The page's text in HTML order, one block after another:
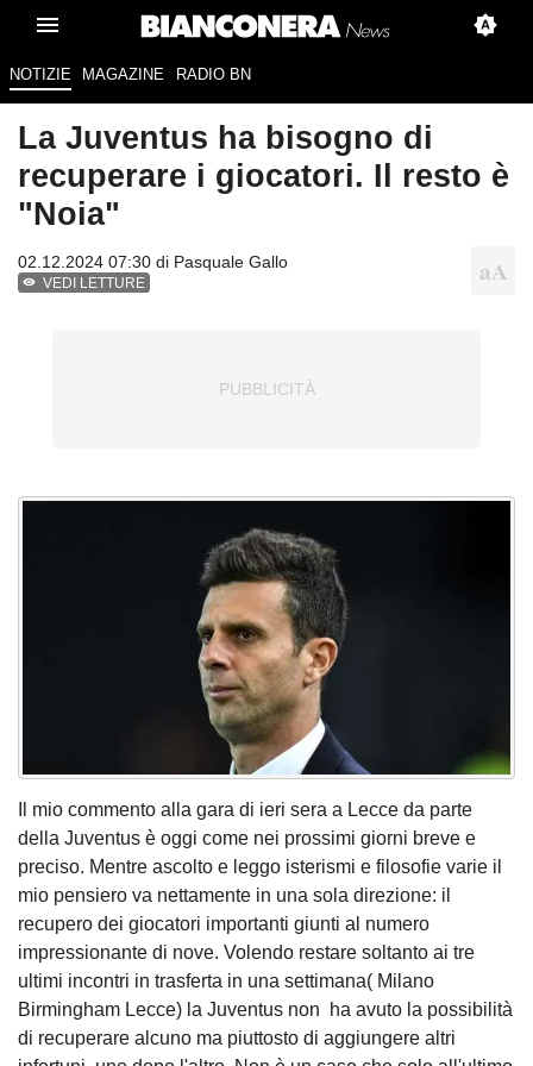
NOTIZIE MAGAZINE RADIO BN
La Juventus ha bisogno di
recuperare i giocatori. Il resto è
"Noia"
02.12.2024 07:30 di Pasquale Gallo
VEDI LETTURE
Il mio commento alla gara di ieri sera a Lecce da parte
della Juventus è oggi come nei prossimi giorni breve e
preciso. Mentre ascolto e leggo isterismi e filosofie varie il
mio pensiero va nettamente in una sola direzione: il
recupero dei giocatori importanti giunti al numero
impressionante di nove. Volendo restare soltanto ai tre
ultimi incontri in trasferta in una settimana( Milano
Birmingham Lecce) la Juventus non ha avuto la possibilità
di recuperare alcuno ma piuttosto di aggiungere altri